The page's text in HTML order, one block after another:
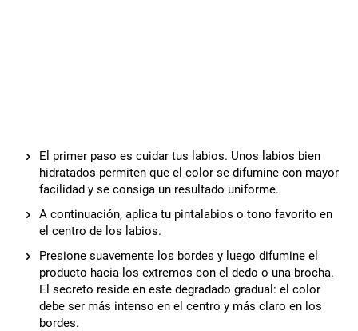
El primer paso es cuidar tus labios. Unos labios bien
hidratados permiten que el color se difumine con mayor
facilidad y se consiga un resultado uniforme.
A continuación, aplica tu pintalabios o tono favorito en
el centro de los labios.
Presione suavemente los bordes y luego difumine el
producto hacia los extremos con el dedo o una brocha.
El secreto reside en este degradado gradual: el color
debe ser más intenso en el centro y más claro en los
bordes.